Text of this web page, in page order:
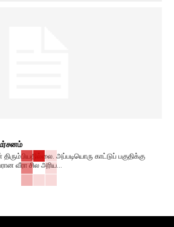
அப்படியொரு காட்டுப் பகுதிக்கு
வீரா சில அரிய...